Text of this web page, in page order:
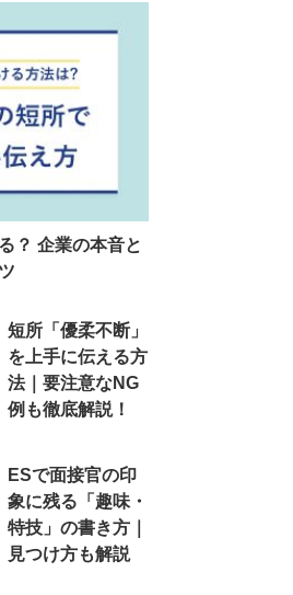
？ 企業の本音と
短所「優柔不断」
を上手に伝える方
法｜要注意なNG
例も徹底解説！
ESで面接官の印
象に残る「趣味・
特技」の書き方｜
見つけ方も解説